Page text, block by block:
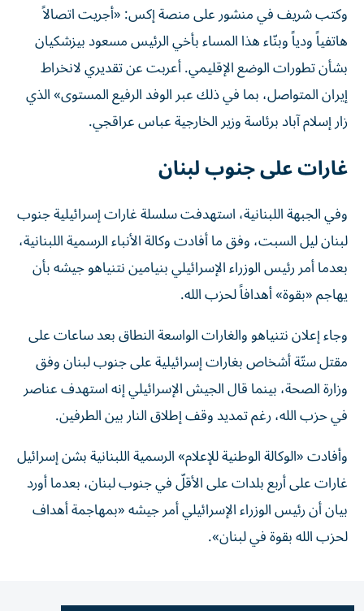
وكتب شريف في منشور على منصة إكس: «أجريت اتصالاً
هاتفياً ودياً وبنّاء هذا المساء بأخي الرئيس مسعود بيزشكيان
بشأن تطورات الوضع الإقليمي. أعربت عن تقديري لانخراط
إيران المتواصل، بما في ذلك عبر الوفد الرفيع المستوى» الذي
زار إسلام آباد برئاسة وزير الخارجية عباس عراقجي.
غارات على جنوب لبنان
وفي الجبهة اللبنانية، استهدفت سلسلة غارات إسرائيلية جنوب
لبنان ليل السبت، وفق ما أفادت وكالة الأنباء الرسمية اللبنانية،
بعدما أمر رئيس الوزراء الإسرائيلي بنيامين نتنياهو جيشه بأن
يهاجم «بقوة» أهدافاً لحزب الله.
وجاء إعلان نتنياهو والغارات الواسعة النطاق بعد ساعات على
مقتل ستّة أشخاص بغارات إسرائيلية على جنوب لبنان وفق
وزارة الصحة، بينما قال الجيش الإسرائيلي إنه استهدف عناصر
في حزب الله، رغم تمديد وقف إطلاق النار بين الطرفين.
وأفادت «الوكالة الوطنية للإعلام» الرسمية اللبنانية بشن إسرائيل
غارات على أربع بلدات على الأقلّ في جنوب لبنان، بعدما أورد
بيان أن رئيس الوزراء الإسرائيلي أمر جيشه «بمهاجمة أهداف
لحزب الله بقوة في لبنان».